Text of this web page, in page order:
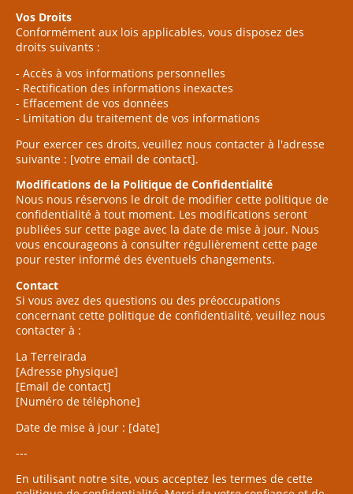
Vos Droits
Conformément aux lois applicables, vous disposez des
droits suivants :
- Accès à vos informations personnelles
- Rectification des informations inexactes
- Effacement de vos données
- Limitation du traitement de vos informations
Pour exercer ces droits, veuillez nous contacter à l'adresse
suivante : [votre email de contact].
Modifications de la Politique de Confidentialité
Nous nous réservons le droit de modifier cette politique de
confidentialité à tout moment. Les modifications seront
publiées sur cette page avec la date de mise à jour. Nous
vous encourageons à consulter régulièrement cette page
pour rester informé des éventuels changements.
Contact
Si vous avez des questions ou des préoccupations
concernant cette politique de confidentialité, veuillez nous
contacter à :
La Terreirada
[Adresse physique]
[Email de contact]
[Numéro de téléphone]
Date de mise à jour : [date]
---
En utilisant notre site, vous acceptez les termes de cette